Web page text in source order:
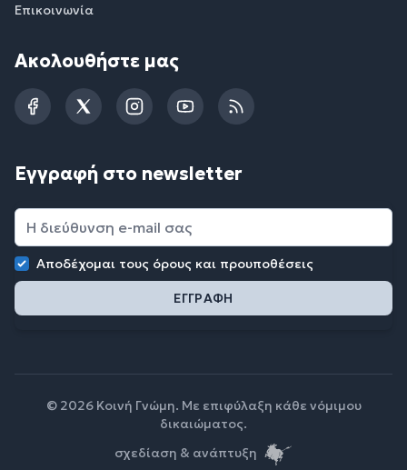
Επικοινωνία
Ακολουθήστε μας
FacebookTwitterInstagramYouTubeRSS
Εγγραφή στο newsletter
Αποδέχομαι τους όρους και προυποθέσεις
© 2026 Κοινή Γνώμη. Με επιφύλαξη κάθε νόμιμου
δικαιώματος.
σχεδίαση & ανάπτυξη